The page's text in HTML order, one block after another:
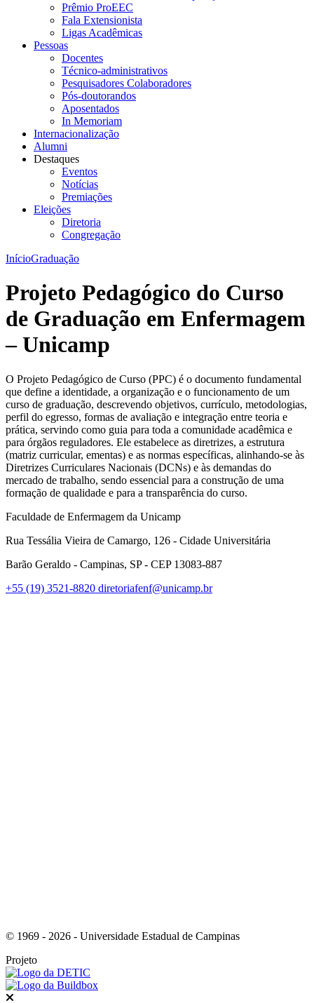
Prêmio ProEEC
Fala Extensionista
Ligas Acadêmicas
Pessoas
Docentes
Técnico-administrativos
Pesquisadores Colaboradores
Pós-doutorandos
Aposentados
In Memoriam
Internacionalização
Alumni
Destaques
Eventos
Notícias
Premiações
Eleições
Diretoria
Congregação
InícioGraduação
Projeto Pedagógico do Curso
de Graduação em Enfermagem
– Unicamp
O Projeto Pedagógico de Curso (PPC) é o documento fundamental
que define a identidade, a organização e o funcionamento de um
curso de graduação, descrevendo objetivos, currículo, metodologias,
perfil do egresso, formas de avaliação e integração entre teoria e
prática, servindo como guia para toda a comunidade acadêmica e
para órgãos reguladores. Ele estabelece as diretrizes, a estrutura
(matriz curricular, ementas) e as normas específicas, alinhando-se às
Diretrizes Curriculares Nacionais (DCNs) e às demandas do
mercado de trabalho, sendo essencial para a construção de uma
formação de qualidade e para a transparência do curso.
Faculdade de Enfermagem da Unicamp
Rua Tessália Vieira de Camargo, 126 - Cidade Universitária
Barão Geraldo - Campinas, SP - CEP 13083-887
+55 (19) 3521-8820 diretoriafenf@unicamp.br
© 1969 - 2026 - Universidade Estadual de Campinas
Projeto